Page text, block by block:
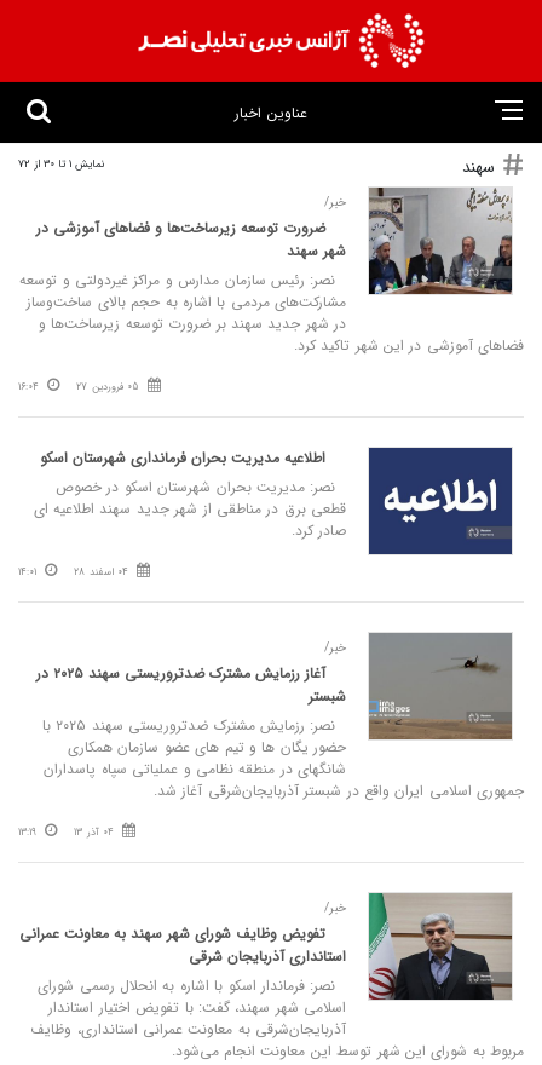
عناوین اخبار
سهند نمایش 1 تا 30 از 72
خبر/
ضرورت توسعه زیرساخت‌ها و فضاهای آموزشی در
شهر سهند
نصر: رئیس سازمان مدارس و مراکز غیردولتی و توسعه
مشارکت‌های مردمی با اشاره به حجم بالای ساخت‌وساز
در شهر جدید سهند بر ضرورت توسعه زیرساخت‌ها و
فضاهای آموزشی در این شهر تاکید کرد.
05 فروردین 27 16:04
️اطلاعیه مدیریت بحران فرمانداری شهرستان اسکو
نصر: مدیریت بحران شهرستان اسکو در خصوص
قطعی برق در مناطقی از شهر جدید سهند اطلاعیه ای
صادر کرد.
04 اسفند 28 14:01
خبر/
آغاز رزمایش مشترک ضدتروریستی سهند ۲۰۲۵ در
شبستر
نصر: رزمایش مشترک ضدتروریستی سهند ۲۰۲۵ با
حضور یگان ها و تیم های عضو سازمان همکاری
شانگهای در منطقه نظامی و عملیاتی سپاه پاسداران
جمهوری اسلامی ایران واقع در شبستر آذربایجان‌شرقی آغاز شد.
04 آذر 13 13:19
خبر/
تفویض وظایف شورای شهر سهند به معاونت عمرانی
استانداری آذربایجان‌ شرقی
نصر: فرماندار اسکو با اشاره به انحلال رسمی شورای
اسلامی شهر سهند، گفت: با تفویض اختیار استاندار
آذربایجان‌شرقی به معاونت عمرانی استانداری، وظایف
مربوط به شورای این شهر توسط این معاونت انجام می‌شود.